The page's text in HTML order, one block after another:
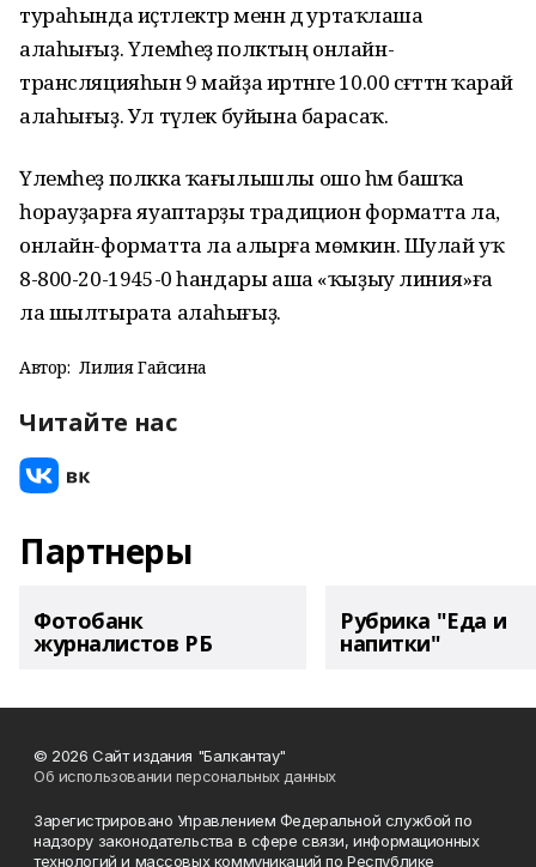
тураһында иҫтәлектәр менән дә уртаҡлаша
алаһығыҙ. Үлемһеҙ полктың онлайн-
трансляцияһын 9 майҙа иртәнге 10.00 сәғәттән ҡарай
алаһығыҙ. Ул тәүлек буйына барасаҡ.
Үлемһеҙ полкка ҡағылышлы ошо һәм башҡа
һорауҙарға яуаптарҙы традицион форматта ла,
онлайн-форматта ла алырға мөмкин. Шулай уҡ
8-800-20-1945-0 һандары аша «ҡыҙыу линия»ға
ла шылтырата алаһығыҙ.
Автор: Лилия Гайсина
Читайте нас
Партнеры
Фотобанк
журналистов РБ
Рубрика "Еда и
напитки"
© 2026 Сайт издания "Балкантау"
Об использовании персональных данных
Зарегистрировано Управлением Федеральной службой по
надзору законодательства в сфере связи, информационных
технологий и массовых коммуникаций по Республике